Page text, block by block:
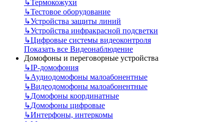
↳Термокожухи
↳Тестовое оборудование
↳Устройства защиты линий
↳Устройства инфракрасной подсветки
↳Цифровые системы видеоконтроля
Показать все Видеонаблюдение
Домофоны и переговорные устройства
↳IP-домофония
↳Аудиодомофоны малоабонентные
↳Видеодомофоны малоабонентные
↳Домофоны координатные
↳Домофоны цифровые
↳Интерфоны, интеркомы